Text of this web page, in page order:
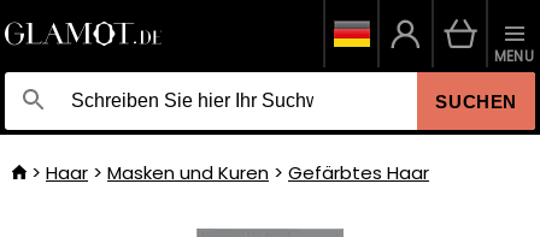
SUCHEN
MENU
Haar Masken und Kuren Gefärbtes Haar